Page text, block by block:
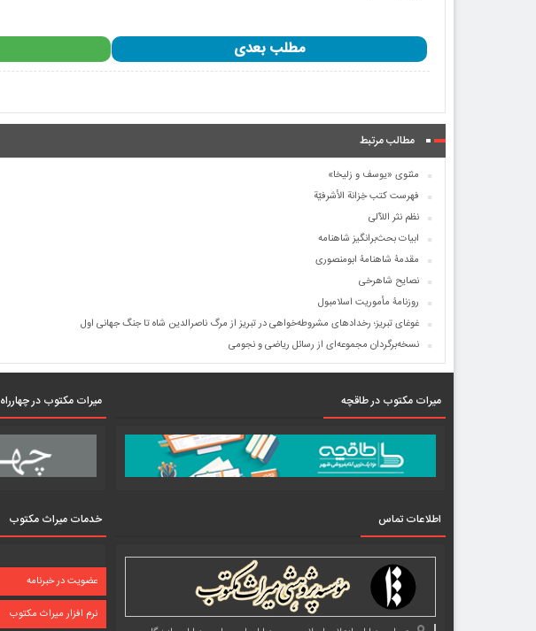
مطلب بعدی
مطالب مرتبط
مثنوی «یوسف و زلیخا»
فهرست کتب خِزانة الأشرفیّة
نظم نثر اللآلی
ابیات بحث‌برانگیز شاهنامه
مقدمۀ شاهنامۀ ابومنصوری
نصایح شاهرخی
روزنامۀ مأموریت اسلامبول
غوغای تبریز؛ رخدادهای مشروطه‌خواهی در تبریز از مرگ ناصرالدین شاه تا جنگ جهانی اول
نسخه‌برگردان مجموعه‌ای از رسائل ریاضی و نجومی
میرات مکتوب در طاقچه
اطلاعات تماس
میرات مکتوب در چهارراه
خدمات میراث مکتوب
عضویت در خبرنامه
نرم افزار میراث مکتوب